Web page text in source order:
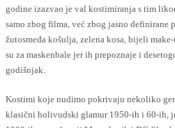
godine izazvao je val kostimiranja s tim
samo zbog filma, već zbog jasno definirane
žutosmeđa košulja, zelena kosa, bijeli
su za maskenbale jer ih prepoznaje i
godišnjak.
Kostimi koje nudimo pokrivaju nekoliko
klasični holivudski glamur 1950-ih i 60-ih,